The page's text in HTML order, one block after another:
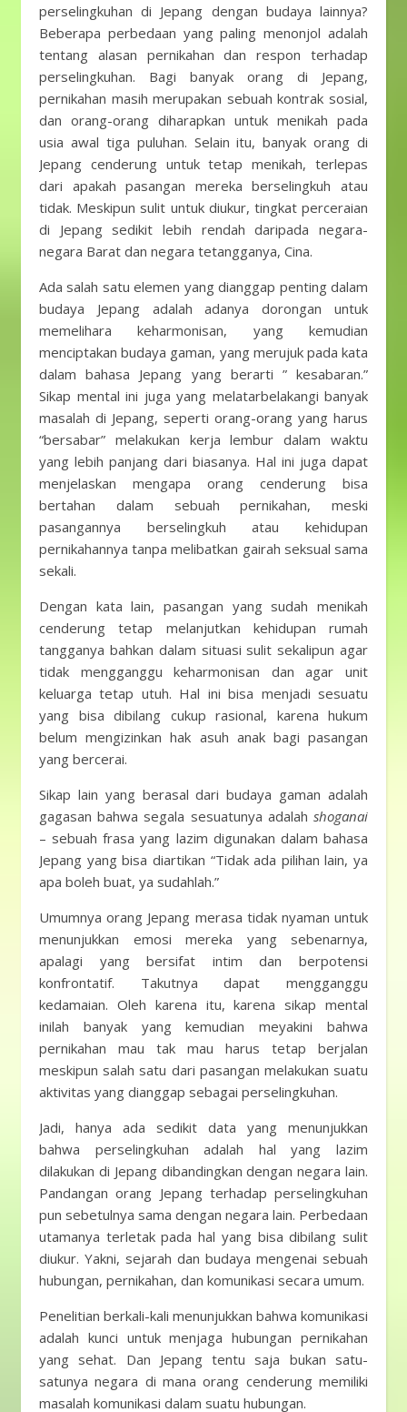
perselingkuhan di Jepang dengan budaya lainnya?
Beberapa perbedaan yang paling menonjol adalah
tentang alasan pernikahan dan respon terhadap
perselingkuhan. Bagi banyak orang di Jepang,
pernikahan masih merupakan sebuah kontrak sosial,
dan orang-orang diharapkan untuk menikah pada
usia awal tiga puluhan. Selain itu, banyak orang di
Jepang cenderung untuk tetap menikah, terlepas
dari apakah pasangan mereka berselingkuh atau
tidak. Meskipun sulit untuk diukur, tingkat perceraian
di Jepang sedikit lebih rendah daripada negara-
negara Barat dan negara tetangganya, Cina.
Ada salah satu elemen yang dianggap penting dalam
budaya Jepang adalah adanya dorongan untuk
memelihara keharmonisan, yang kemudian
menciptakan budaya gaman, yang merujuk pada kata
dalam bahasa Jepang yang berarti ” kesabaran.”
Sikap mental ini juga yang melatarbelakangi banyak
masalah di Jepang, seperti orang-orang yang harus
“bersabar” melakukan kerja lembur dalam waktu
yang lebih panjang dari biasanya. Hal ini juga dapat
menjelaskan mengapa orang cenderung bisa
bertahan dalam sebuah pernikahan, meski
pasangannya berselingkuh atau kehidupan
pernikahannya tanpa melibatkan gairah seksual sama
sekali.
Dengan kata lain, pasangan yang sudah menikah
cenderung tetap melanjutkan kehidupan rumah
tangganya bahkan dalam situasi sulit sekalipun agar
tidak mengganggu keharmonisan dan agar unit
keluarga tetap utuh. Hal ini bisa menjadi sesuatu
yang bisa dibilang cukup rasional, karena hukum
belum mengizinkan hak asuh anak bagi pasangan
yang bercerai.
Sikap lain yang berasal dari budaya gaman adalah
gagasan bahwa segala sesuatunya adalah shoganai
– sebuah frasa yang lazim digunakan dalam bahasa
Jepang yang bisa diartikan “Tidak ada pilihan lain, ya
apa boleh buat, ya sudahlah.”
Umumnya orang Jepang merasa tidak nyaman untuk
menunjukkan emosi mereka yang sebenarnya,
apalagi yang bersifat intim dan berpotensi
konfrontatif. Takutnya dapat mengganggu
kedamaian. Oleh karena itu, karena sikap mental
inilah banyak yang kemudian meyakini bahwa
pernikahan mau tak mau harus tetap berjalan
meskipun salah satu dari pasangan melakukan suatu
aktivitas yang dianggap sebagai perselingkuhan.
Jadi, hanya ada sedikit data yang menunjukkan
bahwa perselingkuhan adalah hal yang lazim
dilakukan di Jepang dibandingkan dengan negara lain.
Pandangan orang Jepang terhadap perselingkuhan
pun sebetulnya sama dengan negara lain. Perbedaan
utamanya terletak pada hal yang bisa dibilang sulit
diukur. Yakni, sejarah dan budaya mengenai sebuah
hubungan, pernikahan, dan komunikasi secara umum.
Penelitian berkali-kali menunjukkan bahwa komunikasi
adalah kunci untuk menjaga hubungan pernikahan
yang sehat. Dan Jepang tentu saja bukan satu-
satunya negara di mana orang cenderung memiliki
masalah komunikasi dalam suatu hubungan.